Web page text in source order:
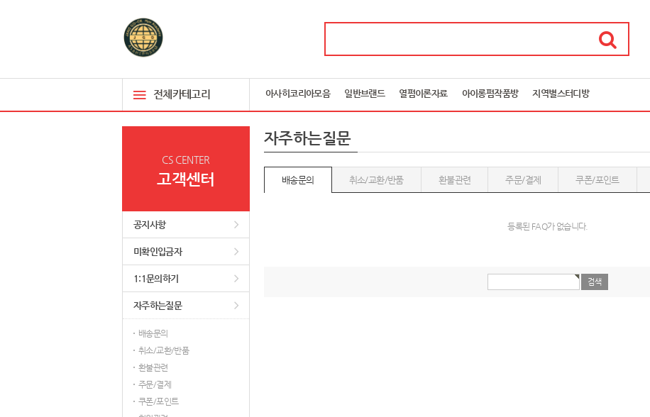
전체카테고리 아사히코리아모음 일반브랜드 열펌이론자료 아이롱펌작품방 지역별스터디방
CS CENTER
고객센터
공지사항
미확인입금자
1:1문의하기
자주하는질문
배송문의
취소/교환/반품
환불관련
주문/결제
쿠폰/포인트
자주하는질문
배송문의 취소/교환/반품 환불관련 주문/결제 쿠폰/포인트
등록된 FAQ가 없습니다.